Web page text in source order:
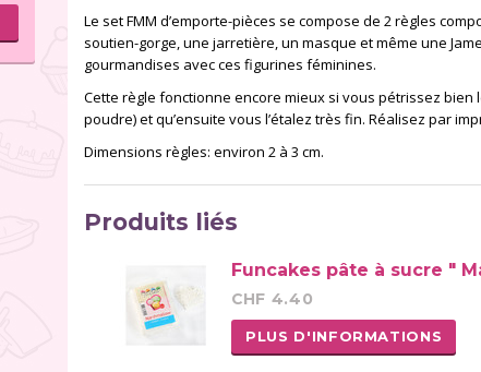
Le set FMM d’emporte-pièces se compose de 2 règles
soutien-gorge, une jarretière, un masque et même une
gourmandises avec ces figurines féminines.
Cette règle fonctionne encore mieux si vous pétrissez
poudre) et qu’ensuite vous l’étalez très fin. Réalisez par
Dimensions règles: environ 2 à 3 cm.
Produits liés
Funcakes pâte à sucre "
CHF 4.40
PLUS D'INFORMATIONS